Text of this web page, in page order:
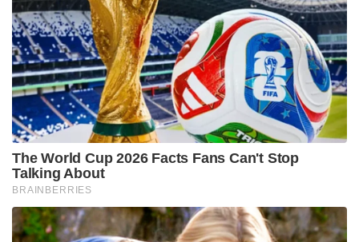
The World Cup 2026 Facts Fans Can't Stop
Talking About
BRAINBERRIES